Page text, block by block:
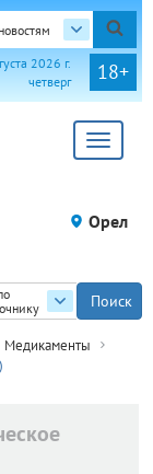
18+
2026 г.
четверг
Toggle
Орел
Медикаменты